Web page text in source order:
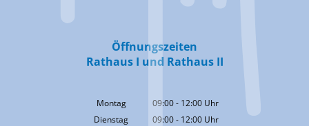
Öffnungszeiten
Rathaus I und Rathaus II
Montag 09:00- 12:00 Uhr
Von 09:00 bis 12:00 Uhr
Dienstag 09:00- 12:00 Uhr